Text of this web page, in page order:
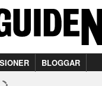
BLOGGAR